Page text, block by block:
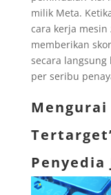
milik Meta.
cara kerja mesin
memberikan
secara
per seribu
Mengurai
Penyedia